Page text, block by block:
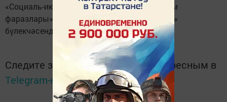
«Социаль-икътисадый үсеш нәтиҗәләре һәм
фаразлары» бүлегенең «Территориаль үсеш»
бүлекчәсендә танышырга мөмкин.
Следите за самым важным и интересным в
Telegram-каналеТатмедиа